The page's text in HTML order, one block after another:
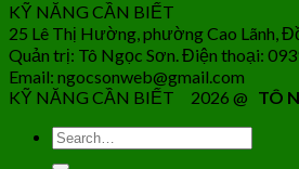
KỸ NĂNG CẦN BIẾT
25 Lê Thị Hường, phường Cao Lãnh,
Quản trị: Tô Ngọc Sơn. Điện thoại:
Email: ngocsonweb@gmail.com
KỸ NĂNG CẦN BIẾT 2026 @ TÔ